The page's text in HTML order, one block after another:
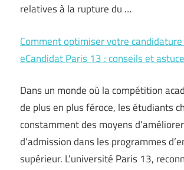
relatives à la rupture du …
Comment optimiser votre
eCandidat Paris 13 : conseils et
Dans un monde où la compétition
de plus en plus féroce, les étudiants
constamment des moyens
d’admission dans les programmes
supérieur. L’université Paris 13,